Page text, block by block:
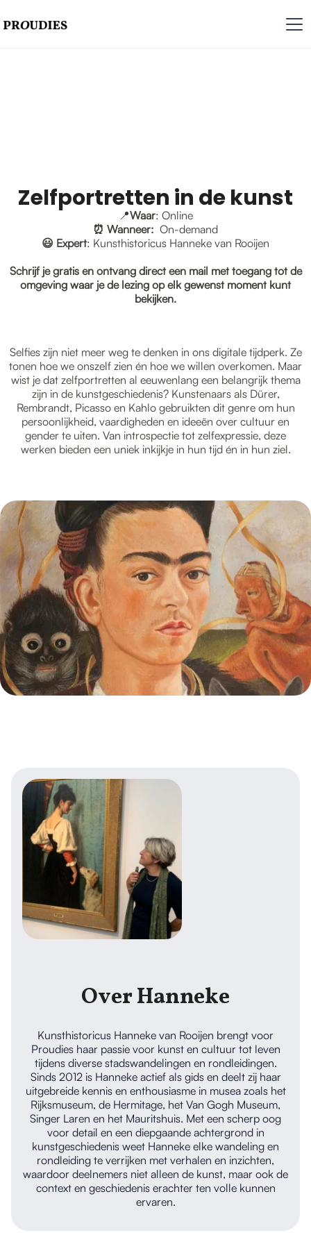
Zelfportretten in de kunst
📍Waar: Online
⏰ Wanneer: On-demand
😃 Expert: Kunsthistoricus Hanneke van Rooijen
Schrijf je gratis en ontvang direct een mail met toegang tot de
omgeving waar je de lezing op elk gewenst moment kunt
bekijken.
Selfies zijn niet meer weg te denken in ons digitale tijdperk. Ze
tonen hoe we onszelf zien én hoe we willen overkomen. Maar
wist je dat zelfportretten al eeuwenlang een belangrijk thema
zijn in de kunstgeschiedenis? Kunstenaars als Dürer,
Rembrandt, Picasso en Kahlo gebruikten dit genre om hun
persoonlijkheid, vaardigheden en ideeën over cultuur en
gender te uiten. Van introspectie tot zelfexpressie, deze
werken bieden een uniek inkijkje in hun tijd én in hun ziel.
Over Hanneke
Kunsthistoricus Hanneke van Rooijen brengt voor
Proudies haar passie voor kunst en cultuur tot leven
tijdens diverse stadswandelingen en rondleidingen.
Sinds 2012 is Hanneke actief als gids en deelt zij haar
uitgebreide kennis en enthousiasme in musea zoals het
Rijksmuseum, de Hermitage, het Van Gogh Museum,
Singer Laren en het Mauritshuis. Met een scherp oog
voor detail en een diepgaande achtergrond in
kunstgeschiedenis weet Hanneke elke wandeling en
rondleiding te verrijken met verhalen en inzichten,
waardoor deelnemers niet alleen de kunst, maar ook de
context en geschiedenis erachter ten volle kunnen
ervaren.